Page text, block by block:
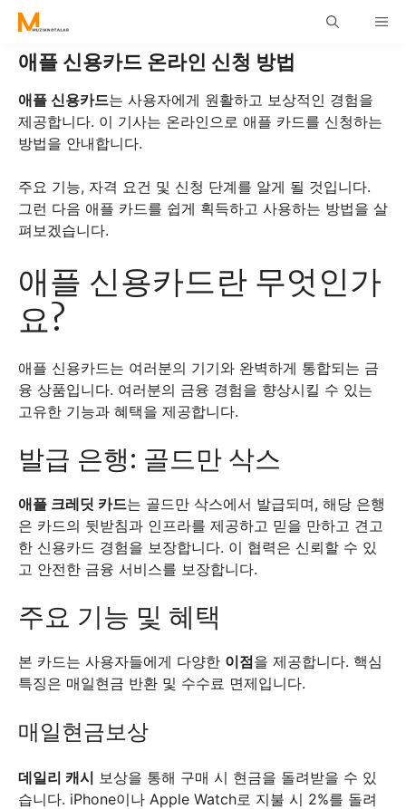
Skip
content
애플 신용카드 온라인 신청 방법
애플 신용카드는 사용자에게 원활하고 보상적인 경험을
제공합니다. 이 기사는 온라인으로 애플 카드를 신청하는
방법을 안내합니다.
주요 기능, 자격 요건 및 신청 단계를 알게 될 것입니다.
그런 다음 애플 카드를 쉽게 획득하고 사용하는 방법을 살
펴보겠습니다.
애플 신용카드란 무엇인가
요?
애플 신용카드는 여러분의 기기와 완벽하게 통합되는 금
융 상품입니다. 여러분의 금융 경험을 향상시킬 수 있는
고유한 기능과 혜택을 제공합니다.
발급 은행: 골드만 삭스
애플 크레딧 카드는 골드만 삭스에서 발급되며, 해당 은행
은 카드의 뒷받침과 인프라를 제공하고 믿을 만하고 견고
한 신용카드 경험을 보장합니다. 이 협력은 신뢰할 수 있
고 안전한 금융 서비스를 보장합니다.
주요 기능 및 혜택
본 카드는 사용자들에게 다양한 이점을 제공합니다. 핵심
특징은 매일현금 반환 및 수수료 면제입니다.
매일현금보상
데일리 캐시 보상을 통해 구매 시 현금을 돌려받을 수 있
습니다. iPhone이나 Apple Watch로 지불 시 2%를 돌려